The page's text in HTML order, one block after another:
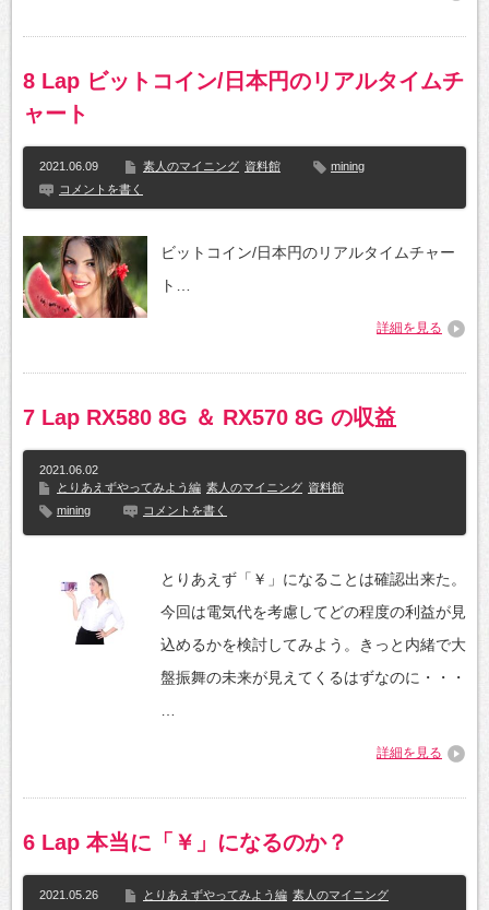
8 Lap ビットコイン/日本円のリアルタイムチ
ャート
2021.06.09 素人のマイニング 資料館
mining
コメントを書く
ビットコイン/日本円のリアルタイムチャー
ト…
詳細を見る
7 Lap RX580 8G ＆ RX570 8G の収益
2021.06.02
とりあえずやってみよう編 素人のマイニング 資料館
mining
コメントを書く
とりあえず「￥」になることは確認出来た。
今回は電気代を考慮してどの程度の利益が見
込めるかを検討してみよう。きっと内緒で大
盤振舞の未来が見えてくるはずなのに・・・
詳細を見る
6 Lap 本当に「￥」になるのか？
2021.05.26 とりあえずやってみよう編 素人のマイニング